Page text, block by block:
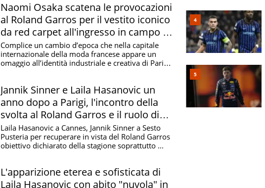
Naomi Osaka scatena le provocazioni
al Roland Garros per il vestito iconico
da red carpet all'ingresso in campo e
il cambio d'abito
Complice un cambio d’epoca che nella capitale
internazionale della moda francese appare un
omaggio all’identità industriale e creativa di Parigi,
Jannik Sinner e Laila Hasanovic un
anno dopo a Parigi, l'incontro della
svolta al Roland Garros e il ruolo di
Alcaraz
Laila Hasanovic a Cannes, Jannik Sinner a Sesto
Pusteria per recuperare in vista del Roland Garros
obiettivo dichiarato della stagione soprattutto ...
L'apparizione eterea e sofisticata di
Laila Hasanovic con abito "nuvola" in